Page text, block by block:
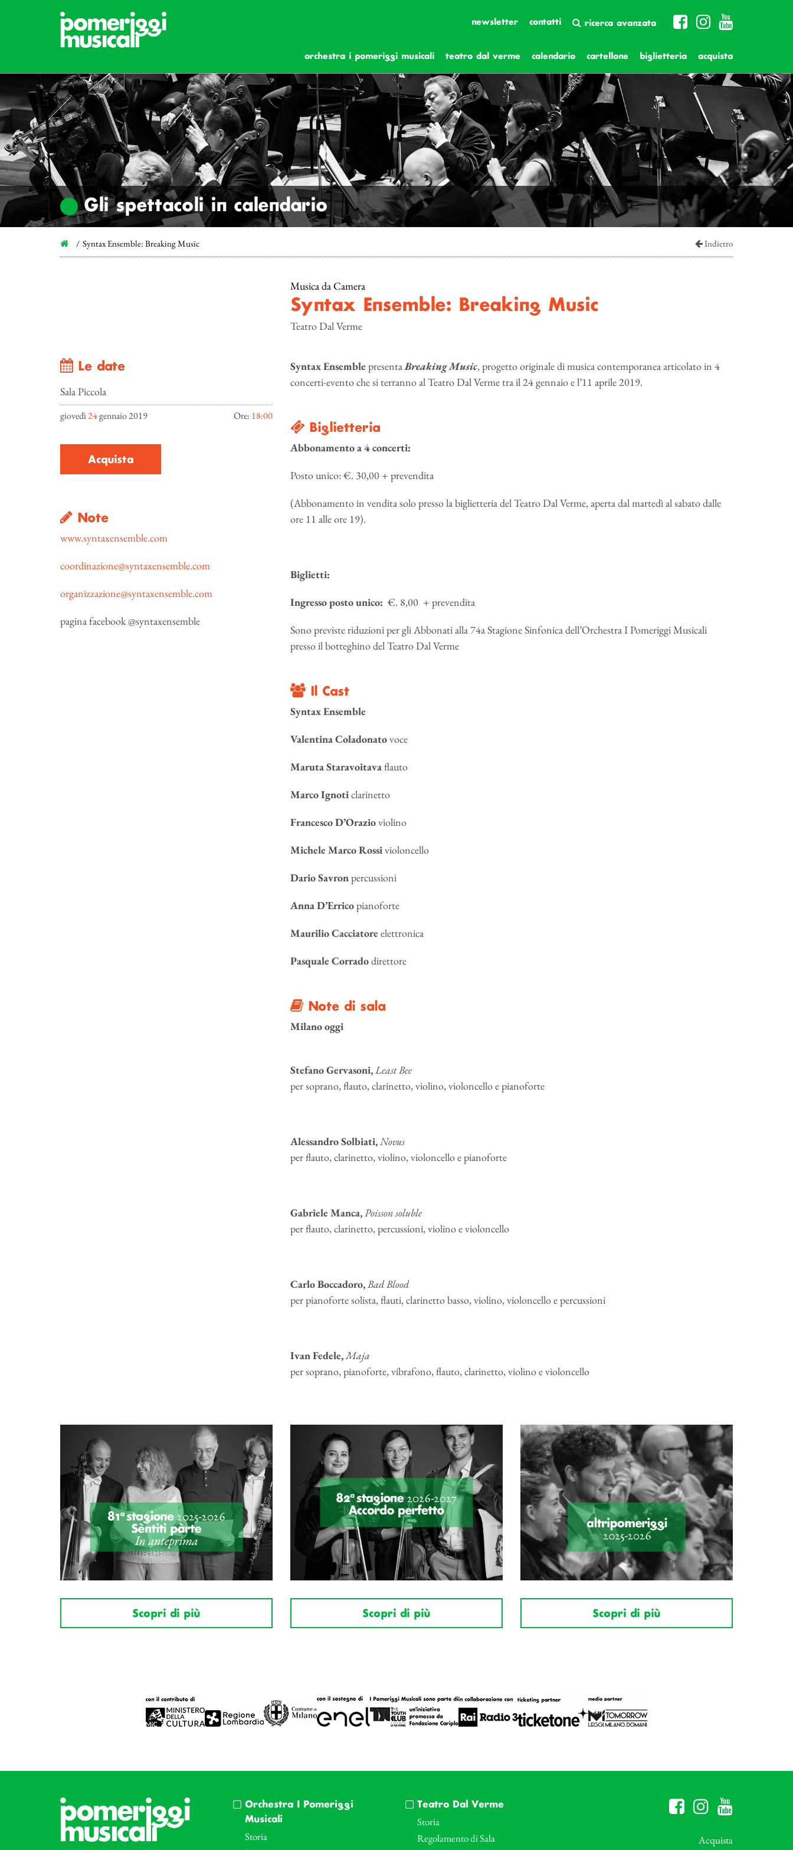
newsletter contatti ricerca avanzata
orchestra i pomeriggi musicali teatro dal verme calendario cartellone biglietteria acquista
Gli spettacoli in calendario
Syntax Ensemble: Breaking Music Indietro
Le date
Sala Piccola
giovedì24gennaio 2019 Ore: 18:00
Acquista
Note
www.syntaxensemble.com
coordinazione@syntaxensemble.com
organizzazione@syntaxensemble.com
pagina facebook @syntaxensemble
Musica da Camera
Syntax Ensemble: Breaking Music
Teatro Dal Verme
Syntax Ensemble presentaBreaking Music, progetto originale di musica contemporanea articolato in 4
concerti-evento che si terranno al Teatro Dal Verme tra il 24 gennaio e l’11 aprile 2019.
Biglietteria
Abbonamentoa 4 concerti:
Posto unico: €. 30,00 + prevendita
(Abbonamento in vendita solo presso la biglietteria del Teatro Dal Verme, aperta dal martedì al sabato dalle
ore 11 alle ore 19).
Biglietti:
Ingresso posto unico: €. 8,00 + prevendita
Sono previste riduzioni per gli Abbonati alla 74a Stagione Sinfonica dell’Orchestra I Pomeriggi Musicali
presso il botteghino del Teatro Dal Verme
Il Cast
Syntax Ensemble
Valentina Coladonatovoce
Maruta Staravoitavaflauto
Marco Ignoticlarinetto
Francesco D’Orazioviolino
Michele Marco Rossivioloncello
Dario Savronpercussioni
Anna D’Erricopianoforte
Maurilio Cacciatore elettronica
Pasquale Corradodirettore
Note di sala
Milano oggi
Stefano Gervasoni,Least Bee
per soprano, flauto, clarinetto, violino, violoncello e pianoforte
Alessandro Solbiati,Novus
per flauto, clarinetto, violino, violoncello e pianoforte
Gabriele Manca,Poisson soluble
per flauto, clarinetto, percussioni, violino e violoncello
Carlo Boccadoro,Bad Blood
per pianoforte solista, flauti, clarinetto basso, violino, violoncello e percussioni
Ivan Fedele,Maja
per soprano, pianoforte, vibrafono, flauto, clarinetto, violino e violoncello
Scopri di più Scopri di più Scopri di più
Orchestra I Pomeriggi
Musicali
Storia
Teatro Dal Verme
Storia
Regolamento di Sala
Acquista